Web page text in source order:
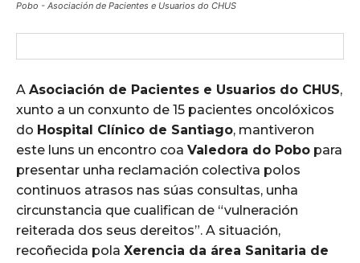
Pobo - Asociación de Pacientes e Usuarios do CHUS
A Asociación de Pacientes e Usuarios do CHUS,
xunto a un conxunto de 15 pacientes oncolóxicos
do Hospital Clínico de Santiago, mantiveron
este luns un encontro coa Valedora do Pobo para
presentar unha reclamación colectiva polos
continuos atrasos nas súas consultas, unha
circunstancia que cualifican de “vulneración
reiterada dos seus dereitos”. A situación,
recoñecida pola Xerencia da área Sanitaria de